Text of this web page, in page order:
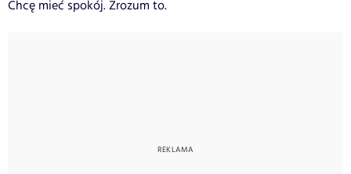
Chcę mieć spokój. Zrozum to.